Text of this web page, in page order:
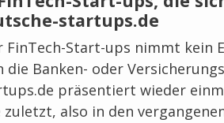
startups.de
FinTech-Start-ups nimmt kein
die Banken- oder
präsentiert wieder
also in den